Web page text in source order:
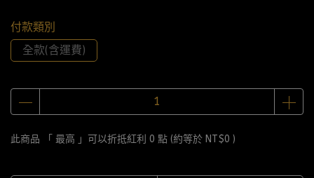
付款類別
全款(含運費)
此商品 「 最高 」可以折抵紅利 0 點 (約等於 NT$0 )